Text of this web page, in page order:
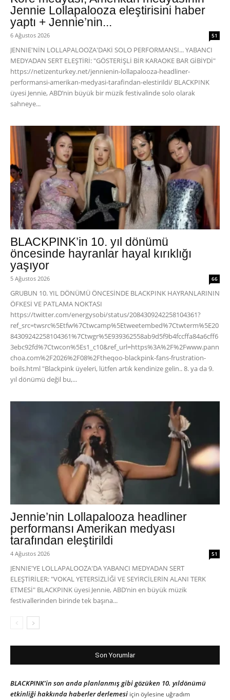
Jennie Lollapalooza eleştirisini haber
yaptı + Jennie’nin...
6 Ağustos 2026 51
JENNIE'NİN LOLLAPALOOZA'DAKİ SOLO PERFORMANSI... YABANCI
MEDYADAN SERT ELEŞTİRİ: "GÖSTERİŞLİ BİR KARAOKE BAR GİBİYDİ"
https://netizenturkey.net/jennienin-lollapalooza-headliner-
performansi-amerikan-medyasi-tarafindan-elestirildi/ BLACKPINK
üyesi Jennie, ABD’nin büyük bir müzik festivalinde solo olarak
sahneye...
BLACKPINK’in 10. yıl dönümü
öncesinde hayranlar hayal kırıklığı
yaşıyor
5 Ağustos 2026 66
GRUBUN 10. YIL DÖNÜMÜ ÖNCESİNDE BLACKPINK HAYRANLARININ
ÖFKESİ VE PATLAMA NOKTASI
https://twitter.com/energysobi/status/2084309242258104361?
ref_src=twsrc%5Etfw%7Ctwcamp%5Etweetembed%7Ctwterm%5E20
84309242258104361%7Ctwgr%5E939362558ab9d5f9b4fccffa84a6cff6
3ebc92fd%7Ctwcon%5Es1_c10&ref_url=https%3A%2F%2Fwww.pann
choa.com%2F2026%2F08%2Ftheqoo-blackpink-fans-frustration-
boils.html "Blackpink üyeleri, lütfen artık kendinize gelin.. 8. ya da 9.
yıl dönümü değil bu,...
Jennie’nin Lollapalooza headliner
performansı Amerikan medyası
tarafından eleştirildi
4 Ağustos 2026 51
JENNIE'YE LOLLAPALOOZA'DA YABANCI MEDYADAN SERT
ELEŞTİRİLER: "VOKAL YETERSİZLİĞİ VE SEYİRCİLERİN ALANI TERK
ETMESİ" BLACKPINK üyesi Jennie, ABD’nin en büyük müzik
festivallerinden birinde tek başına...
Son Yorumlar
BLACKPINK’in son anda planlanmış gibi gözüken 10. yıldönümü
etkinliği hakkında haberler derlemesi içinöylesine uğradım